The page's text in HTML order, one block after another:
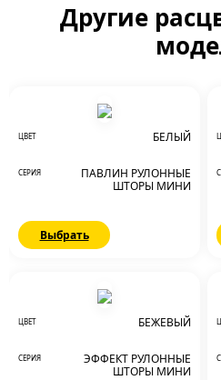
Другие
ЦВЕТ БЕЛЫЙ
СЕРИЯ
ПАВЛИН РУЛОННЫЕ
ШТОРЫ МИНИ
Выбрать
ЦВЕТ БЕЖЕВЫЙ
СЕРИЯ
ЭФФЕКТ РУЛОННЫЕ
ШТОРЫ МИНИ